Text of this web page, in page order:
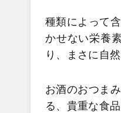
種類によって
かせない栄養
り、まさに自
お酒のおつま
る、貴重な食